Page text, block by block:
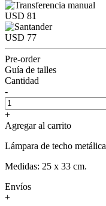
USD 81
USD 77
Pre-order
Guía de talles
Cantidad
-
+
Agregar al carrito
Lámpara de techo
Medidas: 25 x 33 cm.
Envíos
+